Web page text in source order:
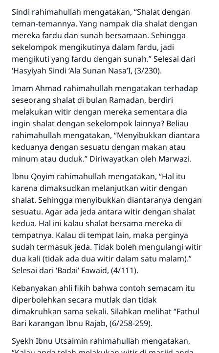
Sindi rahimahullah mengatakan, “Shalat dengan
teman-temannya. Yang nampak dia shalat dengan
mereka fardu dan sunah bersamaan. Sehingga
sekelompok mengikutinya dalam fardu, jadi
mengikuti yang fardu dengan sunah.” Selesai dari
‘Hasyiyah Sindi ‘Ala Sunan Nasa’I, (3/230).
Imam Ahmad rahimahullah mengatakan terhadap
seseorang shalat di bulan Ramadan, berdiri
melakukan witir dengan mereka sementara dia
ingin shalat dengan sekelompok lainnya? Beliau
rahimahullah mengatakan, “Menyibukkan diantara
keduanya dengan sesuatu dengan makan atau
minum atau duduk.” Diriwayatkan oleh Marwazi.
Ibnu Qoyim rahimahullah mengatakan, “Hal itu
karena dimaksudkan melanjutkan witir dengan
shalat. Sehingga menyibukkan diantaranya dengan
sesuatu. Agar ada jeda antara witir dengan shalat
kedua. Hal ini kalau shalat bersama mereka di
tempatnya. Kalau di tempat lain, maka perginya
sudah termasuk jeda. Tidak boleh mengulangi witir
dua kali (tidak ada dua witir dalam satu malam).”
Selesai dari ‘Badai’ Fawaid, (4/111).
Kebanyakan ahli fikih bahwa contoh semacam itu
diperbolehkan secara mutlak dan tidak
dimakruhkan sama sekali. Silahkan melihat ‘’Fathul
Bari karangan Ibnu Rajab, (6/258-259).
Syekh Ibnu Utsaimin rahimahullah mengatakan,